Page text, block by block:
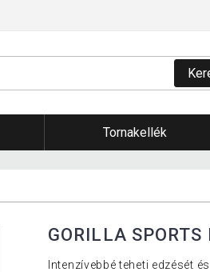
Tornakellék
GORILLA
Intenzívebbé teheti edzését